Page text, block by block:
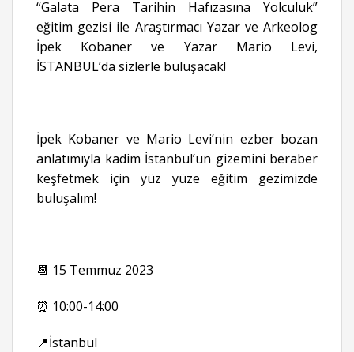
“Galata Pera Tarihin Hafızasına Yolculuk”
eğitim gezisi ile Araştırmacı Yazar ve Arkeolog
İpek Kobaner ve Yazar Mario Levi,
İSTANBUL’da sizlerle buluşacak!
İpek Kobaner ve Mario Levi’nin ezber bozan
anlatımıyla kadim İstanbul’un gizemini beraber
keşfetmek için yüz yüze eğitim gezimizde
buluşalım!
📆 15 Temmuz 2023
⏰ 10:00-14:00
📍İstanbul